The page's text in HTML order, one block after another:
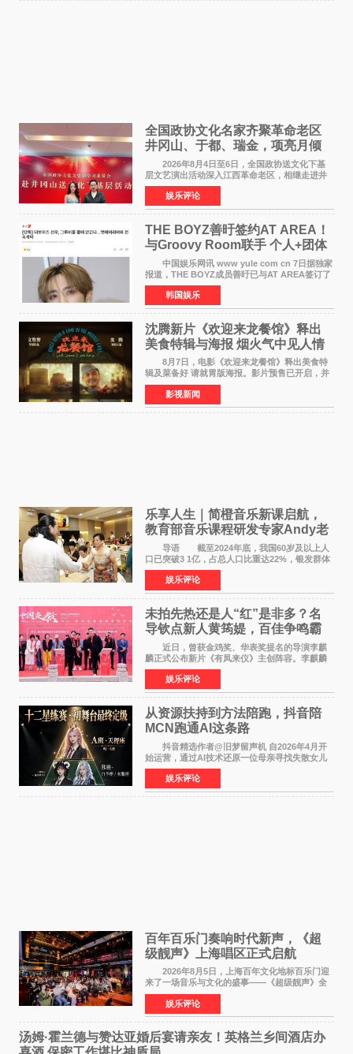
全国政协文化名家齐聚革命老区
井冈山、于都、瑞金，项亮月倾
情献唱《桃花谣》致敬红色沃土
2026年8月4日至6日，全国政协送文化下基
层文艺演出活动深入江西革命老区，相继走进井
冈山、于都长征出发地、瑞金三地。由全国政协
文化文史和学习委员会副主任、甘肃省政协原主
席欧阳坚率团，一
娱乐评论
THE BOYZ善旴签约AT AREA！
与Groovy Room联手 个人+团体
活动并行
中国娱乐网讯 www yule com cn 7日据独家
报道，THE BOYZ成员善旴已与AT AREA签订了
专属合约。AT AREA是由知名制作人组合
Groovy Room创立的hip-hop厂牌，旗下拥有多
位实力派音乐人，在韩
韩国娱乐
沈腾新片《欢迎来龙餐馆》释出
美食特辑与海报 烟火气中见人情
温暖
8月7日，电影《欢迎来龙餐馆》释出美食特
辑及菜备好 请就胃版海报。影片预售已开启，并
将于8月8日至10日14:00-21:00举行全国超前点
映。电影《欢迎来龙餐馆》作为战争美食喜剧大
片，讲述了中国
影视新闻
乐享人生｜简橙音乐新课启航，
教育部音乐课程研发专家Andy老
师重磅入驻领航银龄琴声
导语 截至2024年底，我国60岁及以上人
口已突破3 1亿，占总人口比重达22%，银发群体
的精神文化需求日益凸显。2024年1月，国务院办
公厅印发《关于发展银发经济增进老年人福祉的
意见》——这是
娱乐评论
未拍先热还是人“红”是非多？名
导钦点新人黄筠媞，百佳争鸣霸
气回应
近日，曾获金鸡奖、华表奖提名的导演李麒
麟正式公布新片《有凤来仪》主创阵容。李麒麟
早年凭电影《华容道》获得金鸡奖、华表奖提
名，此后长期参与国内外电影制作，其担任制片
人参与的作品亦曾
娱乐评论
从资源扶持到方法陪跑，抖音陪
MCN跑通AI这条路
抖音精选作者@旧梦留声机 自2026年4月开
始运营，通过AI技术还原一位母亲寻找失散女儿
的故事，凭借强情感表达获得大量用户关注，发
布仅21小时便获得超1亿曝光、超1000万互动。
此后，账号持续沿
娱乐评论
百年百乐门奏响时代新声，《超
级靓声》上海唱区正式启航
2026年8月5日，上海百年文化地标百乐门迎
来了一场音乐与文化的盛事——《超级靓声》全
国励志音乐公益节目上海唱区新闻发布会暨启动
仪式在此隆重举行。各界领导、嘉宾与媒体朋友
齐聚一堂，共同
娱乐评论
汤姆·霍兰德与赞达亚婚后宴请亲友！英格兰乡间酒店办